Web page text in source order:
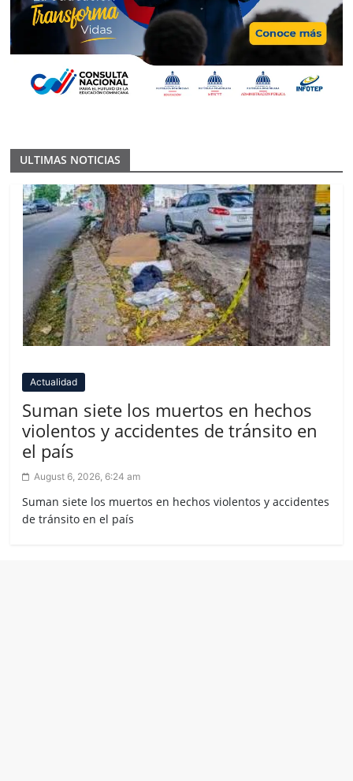
ULTIMAS NOTICIAS
Actualidad
Suman siete los muertos en hechos
violentos y accidentes de tránsito en
el país
August 6, 2026, 6:24 am
Suman siete los muertos en hechos violentos y accidentes
de tránsito en el país